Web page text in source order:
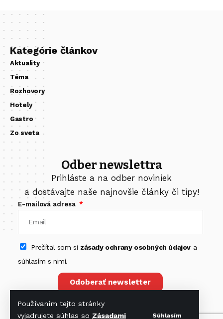
Používaním tejto stránky
vyjadrujete súhlas so Zásadami Súhlasím
Kategórie článkov
Aktuality
Téma
Rozhovory
Hotely
Gastro
Zo sveta
Odber newslettra
Prihláste a na odber noviniek
a dostávajte naše najnovšie články či tipy!
E-mailová adresa
Prečítal som si zásady ochrany osobných údajova
súhlasím s nimi.
Odoberať newsletter